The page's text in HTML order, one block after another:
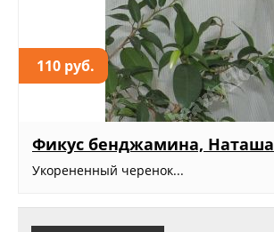
110 руб.
Фикус бенджамина, Наташа
Укорененный черенок...